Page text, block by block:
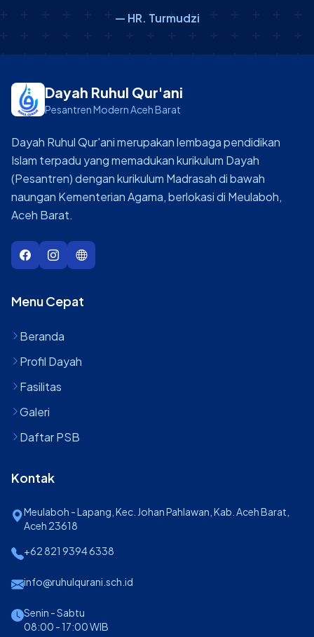
— HR. Turmudzi
Dayah Ruhul Qur'ani
Pesantren Modern Aceh Barat
Dayah Ruhul Qur'ani merupakan lembaga pendidikan
Islam terpadu yang memadukan kurikulum Dayah
(Pesantren) dengan kurikulum Madrasah di bawah
naungan Kementerian Agama, berlokasi di Meulaboh,
Aceh Barat.
Menu Cepat
Beranda
Profil Dayah
Fasilitas
Galeri
Daftar PSB
Kontak
Meulaboh - Lapang, Kec. Johan Pahlawan, Kab. Aceh Barat,
Aceh 23618
+62 821 9394 6338
info@ruhulqurani.sch.id
Senin - Sabtu
08:00 - 17:00 WIB